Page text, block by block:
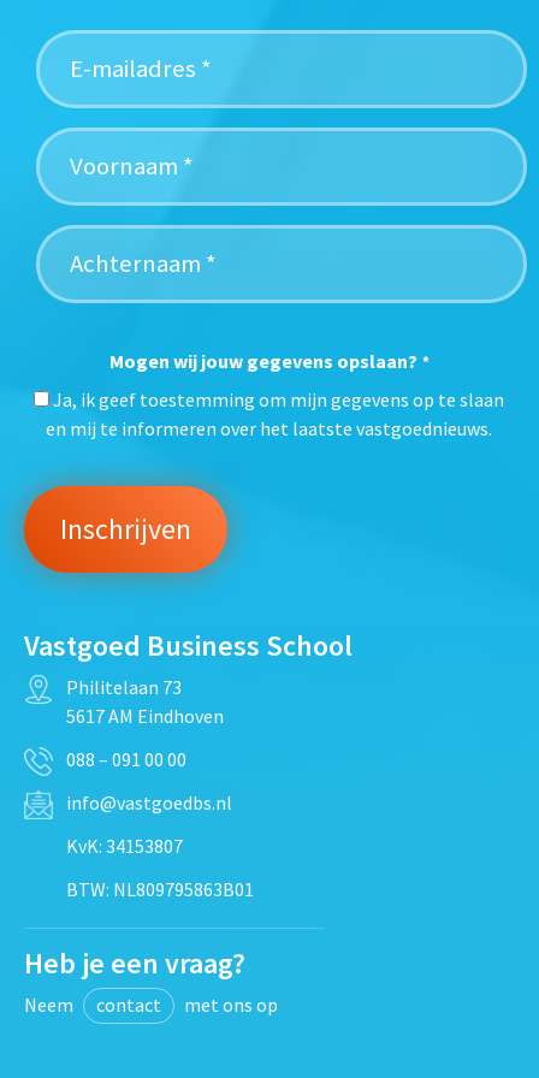
Mogen wij jouw gegevens opslaan? *
Ja, ik geef toestemming om mijn gegevens op te slaan
en mij te informeren over het laatste vastgoednieuws.
Vastgoed Business School
Philitelaan 73
5617 AM Eindhoven
088 – 091 00 00
info@vastgoedbs.nl
KvK: 34153807
BTW: NL809795863B01
Heb je een vraag?
Neem contact met ons op